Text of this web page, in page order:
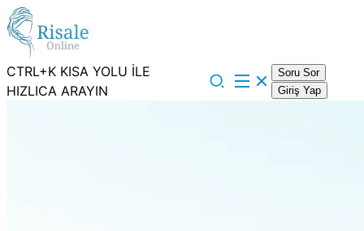
CTRL+K KISA YOLU İLE
HIZLICA ARAYIN
Soru Sor
Giriş Yap